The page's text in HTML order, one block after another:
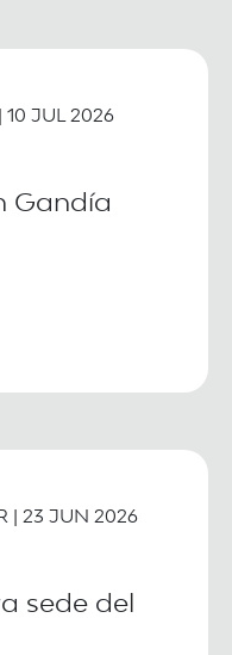
10 JUL 2026
Gandía
| 23 JUN 2026
sede del